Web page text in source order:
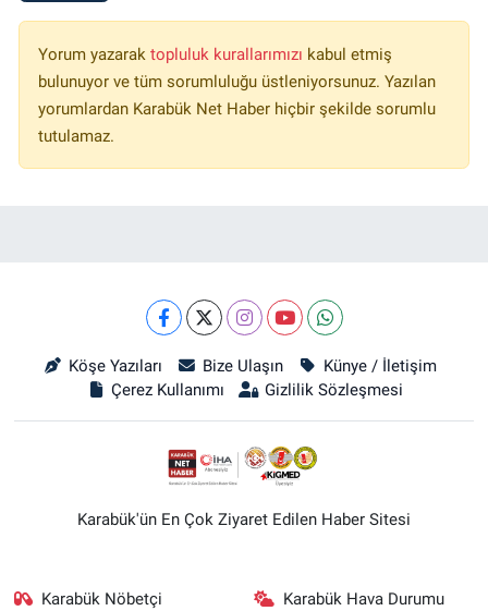
Yorum yazarak topluluk kurallarımızı kabul etmiş
bulunuyor ve tüm sorumluluğu üstleniyorsunuz. Yazılan
yorumlardan Karabük Net Haber hiçbir şekilde sorumlu
tutulamaz.
Köşe Yazıları Bize Ulaşın
Künye / İletişim
Çerez Kullanımı
Gizlilik Sözleşmesi
Karabük'ün En Çok Ziyaret Edilen Haber Sitesi
Karabük Nöbetçi
Karabük Hava Durumu